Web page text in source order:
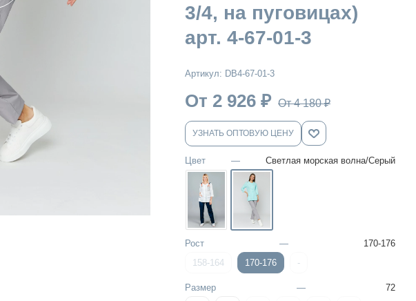
3/4, на пуговицах)
арт. 4-67-01-3
Артикул: DB4-67-01-3
От 2 926 ₽ От 4 180₽
УЗНАТЬ ОПТОВУЮ ЦЕНУ
Цвет — Светлая морская волна/Серый
Рост —
170-176
158-164
170-176 -
Размер —
72